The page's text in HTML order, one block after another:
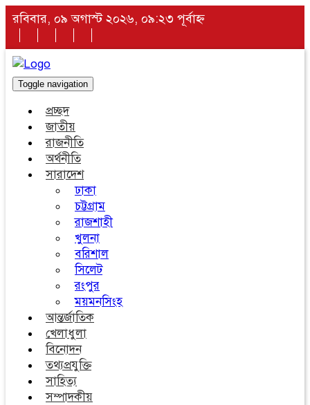
রবিবার, ০৯ অগাস্ট ২০২৬, ০৯:২৩ পূর্বাহ্ন
Toggle navigation
প্রচ্ছদ
জাতীয়
রাজনীতি
অর্থনীতি
সারাদেশ
ঢাকা
চট্টগ্রাম
রাজশাহী
খুলনা
বরিশাল
সিলেট
রংপুর
ময়মনসিংহ
আন্তর্জাতিক
খেলাধুলা
বিনোদন
তথ্যপ্রযুক্তি
সাহিত্য
সম্পাদকীয়